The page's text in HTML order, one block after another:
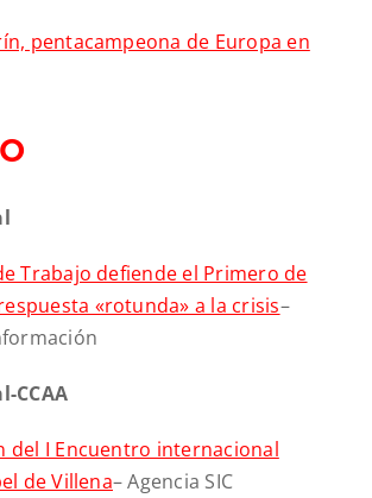
pentacampeona de Europa en
Trabajo defiende el Primero de
«rotunda» a la crisis–
CCAA
del I Encuentro internacional
de Villena– Agencia SIC